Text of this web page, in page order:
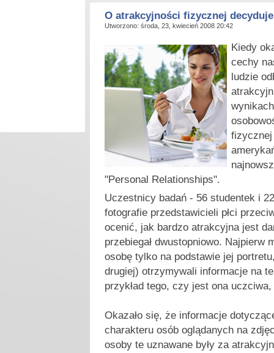
O atrakcyjności fizycznej
Utworzono: środa, 23, kwiecień 2008 20:42
Kiedy
cechy
ludzie
"Personal Relationships".
Uczestnicy badań - 56 studentek i
fotografie przedstawicieli płci
ocenić, jak bardzo atrakcyjna jest
przebiegał dwustopniowo. Najpierw
osobę tylko na podstawie jej
drugiej) otrzymywali informacje na
przykład tego, czy jest ona
Okazało się, że informacje
charakteru osób oglądanych na
osoby te uznawane były za